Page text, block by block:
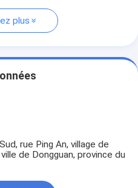
plus
rue Ping An, village de
de Dongguan, province du